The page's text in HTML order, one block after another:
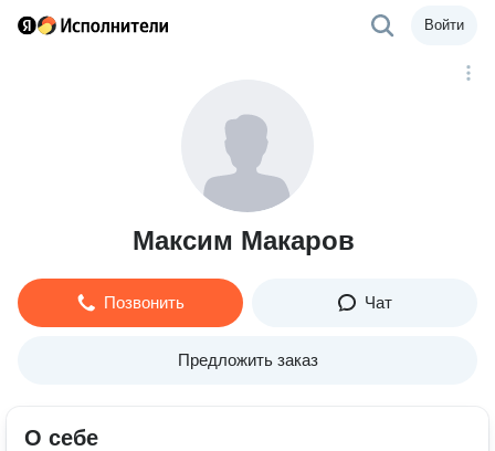
Войти
Максим Макаров
Позвонить Чат
Предложить заказ
О себе